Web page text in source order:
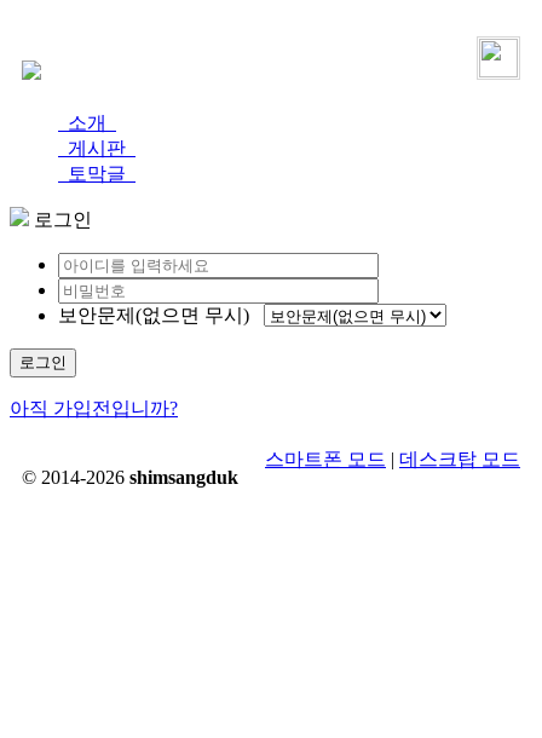
소개
게시판
토막글
로그인
보안문제(없으면 무시)
로그인
아직 가입전입니까?
© 2014-2026 shimsangduk
스마트폰 모드 | 데스크탑 모드